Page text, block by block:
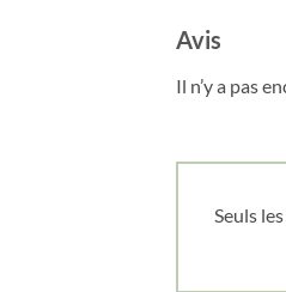
Avis
Il n’y a pas
Seuls